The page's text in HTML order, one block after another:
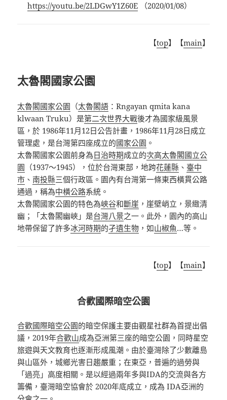
https://youtu.be/2LDGwY1Z60E （2020/01/08）
【top】【main】
太魯閣國家公園
太魯閣國家公園 （太魯閣語 ：Rngayan qmita kana
klwaan Truku）是第二次世界大戰後才為國家級風景
區，於 1986年11月12日公告計畫，1986年11月28日成立
管理處，是台灣第四座成立的國家公園 。
太魯閣國家公園前身為日治時期成立的次高太魯閣國立公
園 （1937～1945），位於台灣東部，地跨花蓮縣 、 臺中
市 、 南投縣三個行政區。園內有台灣第一條東西橫貫公路
通過，稱為中橫公路系統。
太魯閣國家公園的特色為峽谷和斷崖 ，崖壁峭立，景緻清
幽；「太魯閣幽峽」是台灣八景之一 。此外，園內的高山
地帶保留了許多冰河時期的孑遺生物 ，如山椒魚…等。
【top】【main】
合歡國際暗空公園
合歡國際暗空公園的暗空保護主要由觀星社群為首提出倡
議，2019年合歡山成為亞洲第三座的暗空公園，同時星空
旅遊與天文教育也逐漸形成風潮。由於臺灣除了少數離島
與山區外，城鄉光害日趨嚴重；在東亞，普遍的過勞與
「過亮」高度相關。是以經過兩年多與IDA的交流與各方
籌備，臺灣暗空協會於 2020年底成立，成為 IDA亞洲的